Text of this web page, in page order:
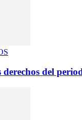
del